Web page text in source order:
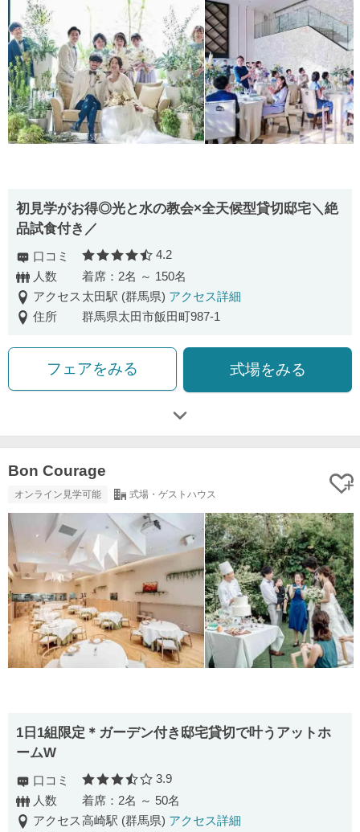
初見学がお得◎光と水の教会×全天候型貸切邸宅＼絶
品試食付き／
口コミ 口コミ評価
4.2
人数
着席：2名 ～ 150名
アクセス 太田駅 (群馬県) アクセス詳細
住所
群馬県太田市飯田町987-1
フェアをみる 式場をみる
Bon Courage
オンライン見学可能 式場・ゲストハウス
1日1組限定＊ガーデン付き邸宅貸切で叶うアットホ
ームW
口コミ 口コミ評価
3.9
人数
着席：2名 ～ 50名
アクセス高崎駅 (群馬県) アクセス詳細